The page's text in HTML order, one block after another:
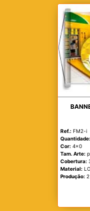
Ref.: FM2-i
Quantidade:
Cor: 4x0
Tam. Arte:
Cobertura:
Material:
Produção: